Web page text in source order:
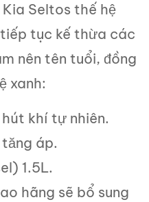
Kia Seltos thế hệ
tiếp tục kế thừa các
nên tên tuổi, đồng
xanh:
khí tự nhiên.
áp.
1.5L.
hãng sẽ bổ sung